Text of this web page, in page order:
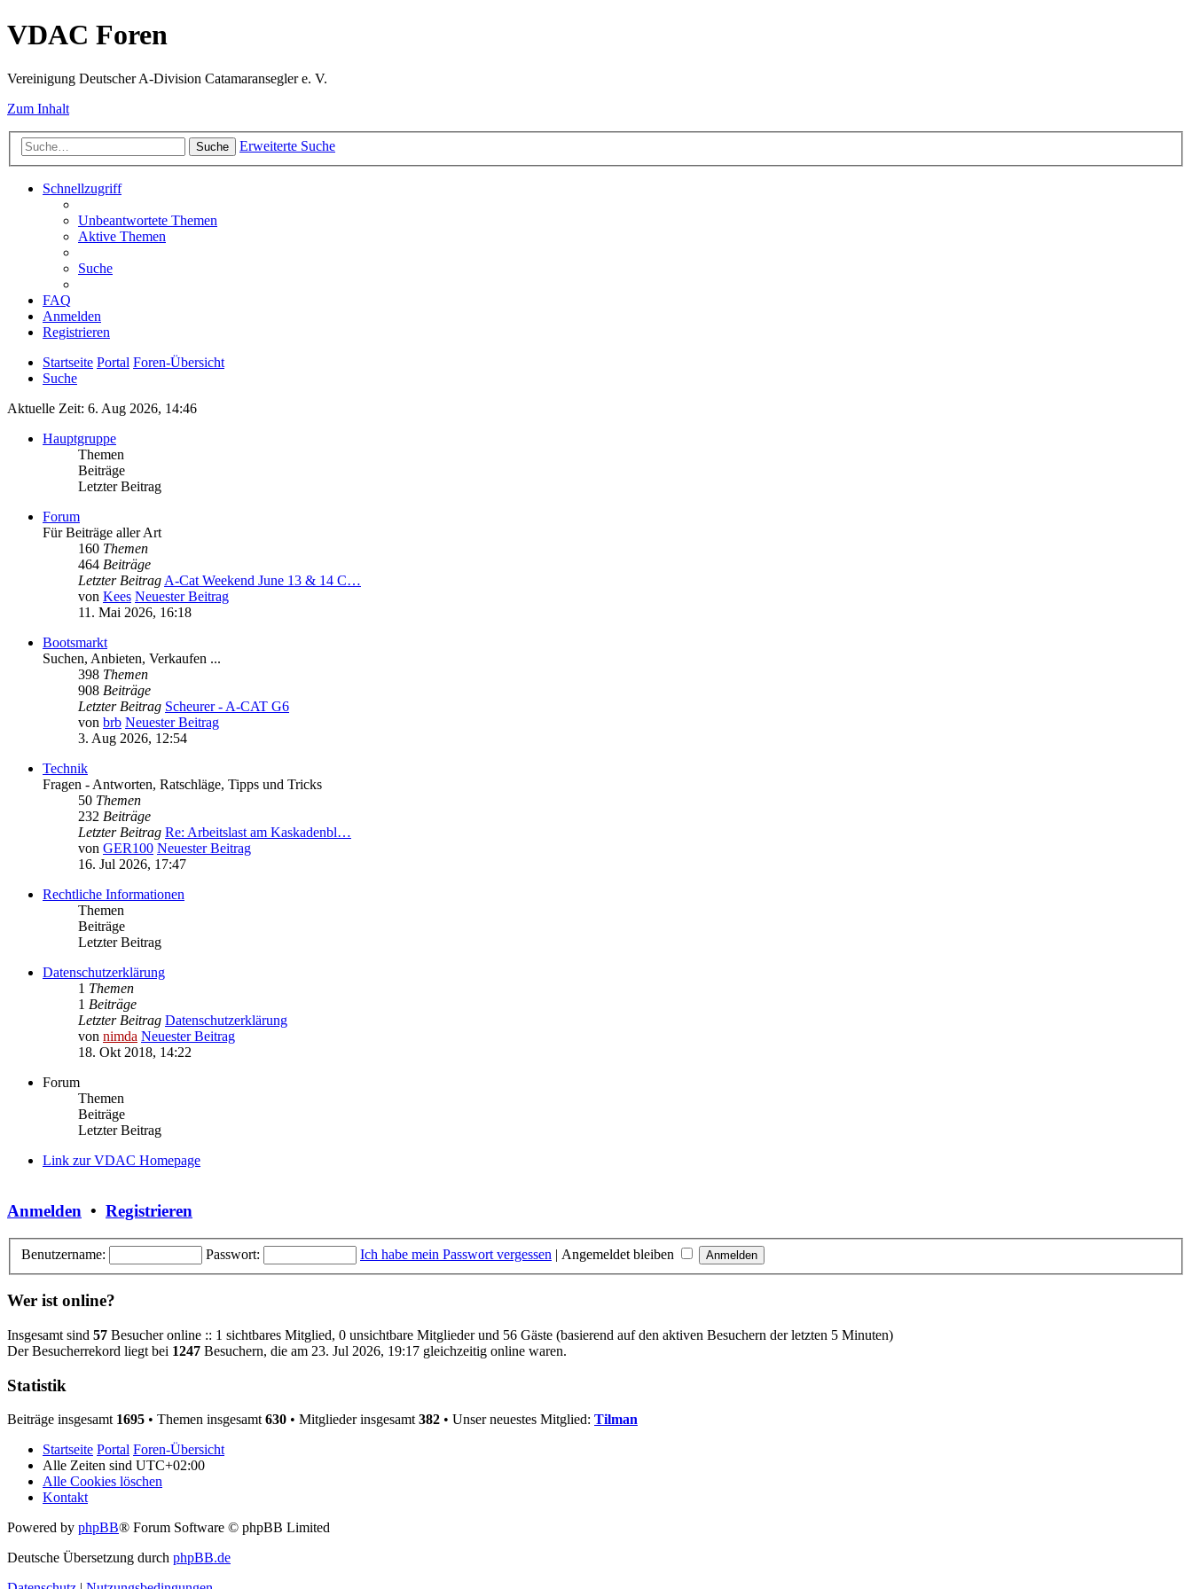
VDAC Foren
Vereinigung Deutscher A-Division Catamaransegler e. V.
Zum Inhalt
Suche Erweiterte Suche
Schnellzugriff
Unbeantwortete Themen
Aktive Themen
Suche
FAQ
Anmelden
Registrieren
Startseite Portal Foren-Übersicht
Suche
Aktuelle Zeit: 6. Aug 2026, 14:46
Hauptgruppe
Themen
Beiträge
Letzter Beitrag
Forum
Für Beiträge aller Art
160 Themen
464 Beiträge
Letzter BeitragA-Cat Weekend June 13 & 14 C…
von Kees Neuester Beitrag
11. Mai 2026, 16:18
Bootsmarkt
Suchen, Anbieten, Verkaufen ...
398 Themen
908 Beiträge
Letzter Beitrag Scheurer - A-CAT G6
von brb Neuester Beitrag
3. Aug 2026, 12:54
Technik
Fragen - Antworten, Ratschläge, Tipps und Tricks
50 Themen
232 Beiträge
Letzter Beitrag Re: Arbeitslast am Kaskadenbl…
von GER100 Neuester Beitrag
16. Jul 2026, 17:47
Rechtliche Informationen
Themen
Beiträge
Letzter Beitrag
Datenschutzerklärung
1 Themen
1 Beiträge
Letzter Beitrag Datenschutzerklärung
von nimda Neuester Beitrag
18. Okt 2018, 14:22
Forum
Themen
Beiträge
Letzter Beitrag
Link zur VDAC Homepage
Anmelden • Registrieren
Benutzername: Passwort: Ich habe mein Passwort vergessen | Angemeldet bleiben
Wer ist online?
Insgesamt sind 57 Besucher online :: 1 sichtbares Mitglied, 0 unsichtbare Mitglieder und 56 Gäste (basierend auf den aktiven Besuchern der letzten 5 Minuten)
Der Besucherrekord liegt bei 1247 Besuchern, die am 23. Jul 2026, 19:17 gleichzeitig online waren.
Statistik
Beiträge insgesamt 1695 • Themen insgesamt 630 • Mitglieder insgesamt 382 • Unser neuestes Mitglied: Tilman
Startseite Portal Foren-Übersicht
Alle Zeiten sind UTC+02:00
Alle Cookies löschen
Kontakt
Powered by phpBB® Forum Software © phpBB Limited
Deutsche Übersetzung durch phpBB.de